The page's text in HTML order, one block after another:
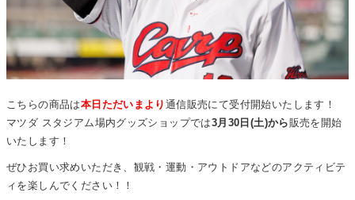
こちらの商品は本日ただいまより 通信販売にて受付開始いたします！
マツダ スタジアム場内グッズショップでは3月30日(土)から販売を開始
いたします！
ぜひお買い求めいただき、観戦・運動・アウトドアなどのアクティビテ
ィを楽しんでください！！